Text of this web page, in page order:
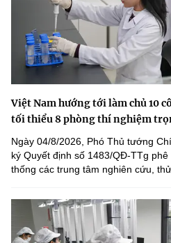
Việt Nam hướng tới làm chủ 10
tối thiểu 8 phòng thí nghiệm
Ngày 04/8/2026, Phó Thủ tướng
ký Quyết định số 1483/QĐ-TTg
thống các trung tâm nghiên cứu,